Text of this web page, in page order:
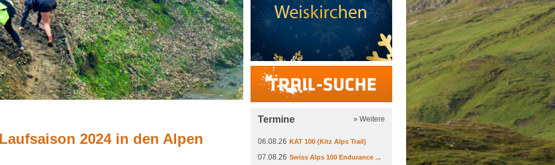
Trail-Suche
2024 in den Alpen
Termine » Weitere
06.08.26 KAT 100 (Kitz Alps Trail)
07.08.26 Swiss Alps 100 Endurance ...